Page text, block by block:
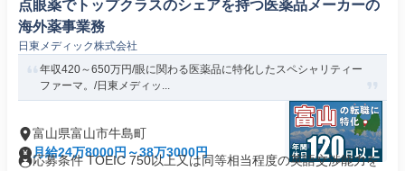
点眼薬でトップクラスのシェアを持つ医薬品メーカーの
海外薬事業務
日東メディック株式会社
年収420～650万円/眼に関わる医薬品に特化したスペシャリティー
ファーマ。/日東メディッ...
富山県富山市牛島町
月給24万8000円～38万3000円
応募条件 TOEIC 750以上又は同等相当程度の英語交渉能力を